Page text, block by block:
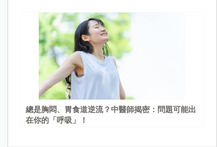
總是胸悶、胃食道逆流？中醫師揭密：問題可能出
在你的「呼吸」！